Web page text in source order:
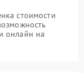
стоимости
онлайн на